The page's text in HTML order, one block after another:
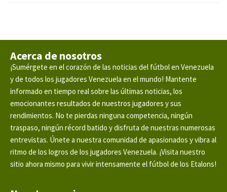
Acerca de nosotros
¡Sumérgete en el corazón de las noticias del fútbol en Venezuela
y de todos los jugadores Venezuela en el mundo! Mantente
informado en tiempo real sobre las últimas noticias, los
emocionantes resultados de nuestros jugadores y sus
rendimientos. No te pierdas ninguna competencia, ningún
traspaso, ningún récord batido y disfruta de nuestras numerosas
entrevistas. Únete a nuestra comunidad de apasionados y vibra al
ritmo de los logros de los jugadores Venezuela. ¡Visita nuestro
sitio ahora mismo para vivir intensamente el fútbol de los Etalons!